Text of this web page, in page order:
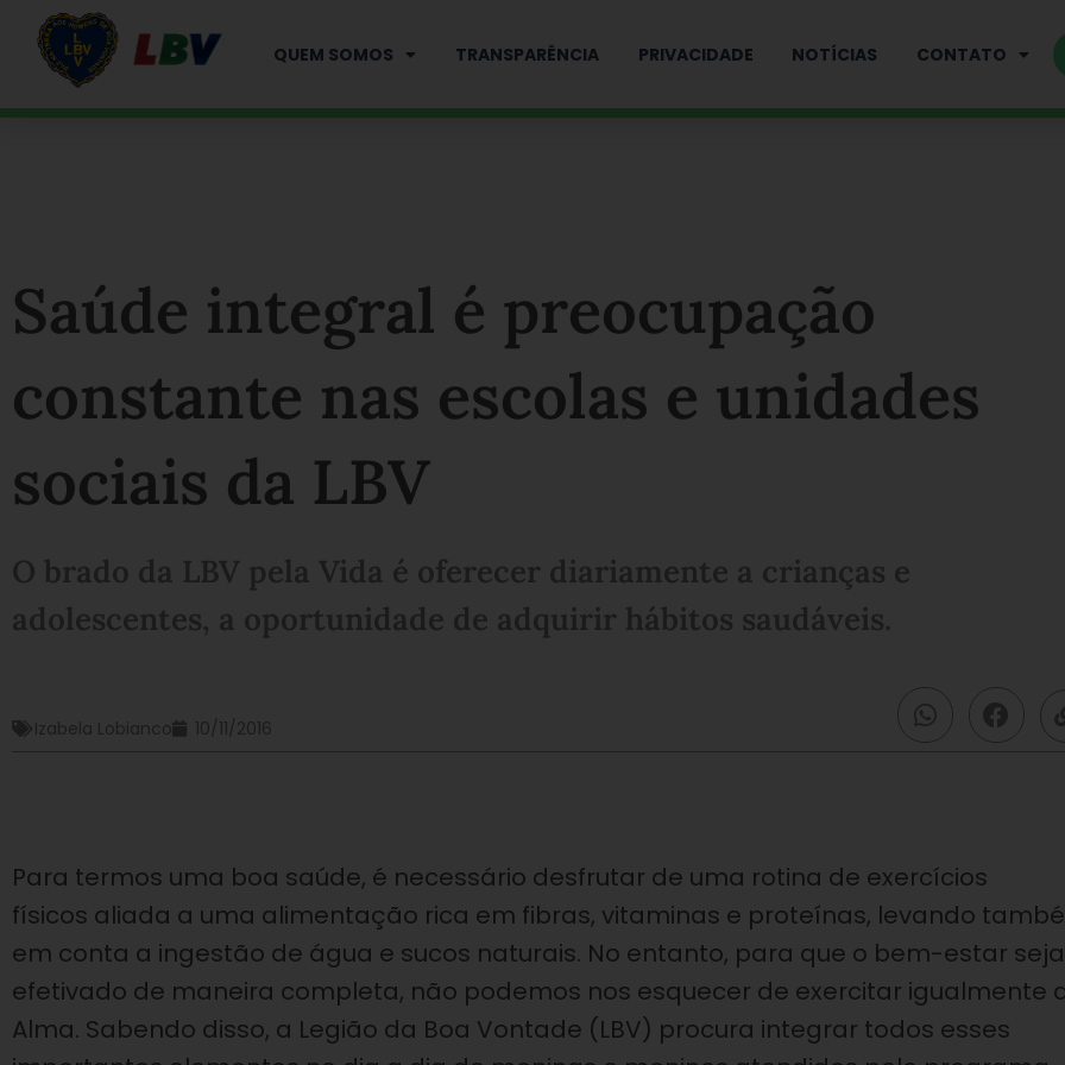
QUEM SOMOS TRANSPARÊNCIA PRIVACIDADE NOTÍCIAS CONTATO
Saúde integral é preocupação
constante nas escolas e unidades
sociais da LBV
O brado da LBV pela Vida é oferecer diariamente a crianças e
adolescentes, a oportunidade de adquirir hábitos saudáveis.
Izabela Lobianco 10/11/2016
Para termos uma boa saúde, é necessário desfrutar de uma rotina de exercícios
físicos aliada a uma alimentação rica em fibras, vitaminas e proteínas, levando
em conta a ingestão de água e sucos naturais. No entanto, para que o bem-estar seja
efetivado de maneira completa, não podemos nos esquecer de exercitar igualmente
Alma. Sabendo disso, a Legião da Boa Vontade (LBV) procura integrar todos esses